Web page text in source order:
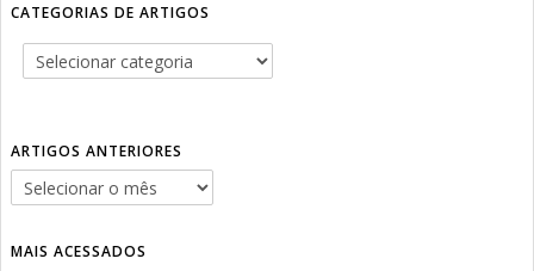
CATEGORIAS DE ARTIGOS
ARTIGOS ANTERIORES
MAIS ACESSADOS